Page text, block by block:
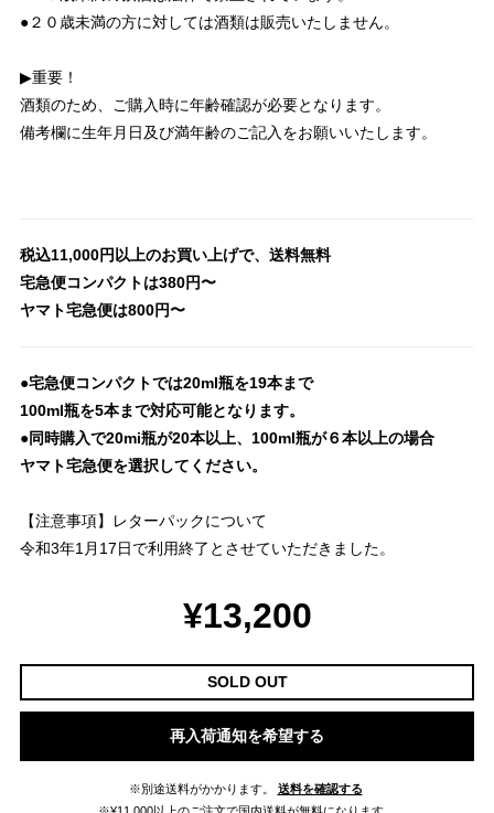
●２０歳未満の方に対しては酒類は販売いたしません。
▶︎重要！
酒類のため、ご購入時に年齢確認が必要となります。
備考欄に生年月日及び満年齢のご記入をお願いいたします。
税込11,000円以上のお買い上げで、送料無料
宅急便コンパクトは380円〜
ヤマト宅急便は800円〜
●宅急便コンパクトでは20ml瓶を19本まで
100ml瓶を5本まで対応可能となります。
●同時購入で20mi瓶が20本以上、100ml瓶が６本以上の場合
ヤマト宅急便を選択してください。
【注意事項】レターパックについて
令和3年1月17日で利用終了とさせていただきました。
¥13,200
SOLD OUT
再入荷通知を希望する
※別途送料がかかります。
送料を確認する